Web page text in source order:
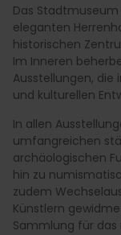
Das
eleganten
historischen
Im Inneren
Ausstellungen, die
und kulturellen
In allen
umfangreichen
archäologischen
hin zu
zudem
Künstlern
Sammlung für